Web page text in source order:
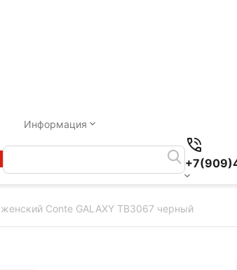
Информация
Conte GALAXY TB3067 черный